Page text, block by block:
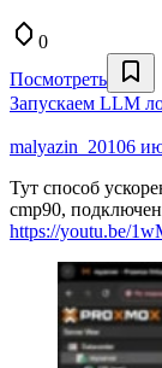
0
Посмотреть
Запускаем LLM
malyazin_20106
Тут способ
cmp90,
https://youtu.be/